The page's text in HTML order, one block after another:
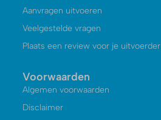
Aanvragen uitvoeren
Veelgestelde vragen
Plaats een review voor je uitvoerder
Voorwaarden
Algemen voorwaarden
Disclaimer